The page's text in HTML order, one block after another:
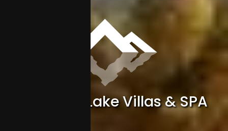
TREESNA Lake Villas & SPA